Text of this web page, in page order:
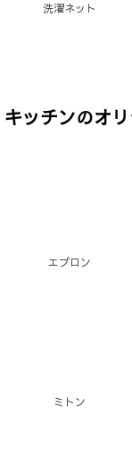
洗濯ネット
キッチンのオ
エプロン
ミトン